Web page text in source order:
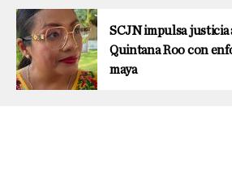
SCJN impulsa justicia
Quintana Roo con
maya